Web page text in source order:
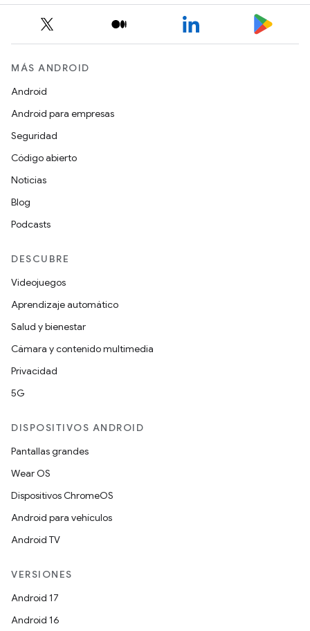
MÁS ANDROID
Android
Android para empresas
Seguridad
Código abierto
Noticias
Blog
Podcasts
DESCUBRE
Videojuegos
Aprendizaje automático
Salud y bienestar
Cámara y contenido multimedia
Privacidad
5G
DISPOSITIVOS ANDROID
Pantallas grandes
Wear OS
Dispositivos ChromeOS
Android para vehículos
Android TV
VERSIONES
Android 17
Android 16